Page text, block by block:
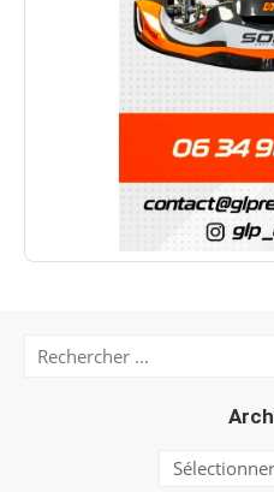
Archives